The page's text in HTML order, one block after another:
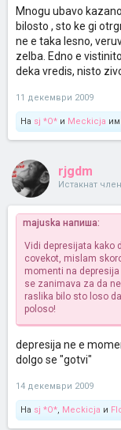
predavajte sekogat
opstanete vo ovie
bidete hrabri i borete
Mnogu ubavo
bilosto , sto ke gi
ne e taka lesno,
zelba. Edno e
deka vredis, nisto
11 декември 2009
На sj *O* и Meckicja им
rjgdm
Истакнат член
majuska напиша:
Vidi depresijata kako
covekot, mislam
momenti na
se zanimava za da
raslika bilo sto loso
poloso!
depresija ne e
dolgo se "gotvi"
14 декември 2009
На sj *O*, Meckicja и